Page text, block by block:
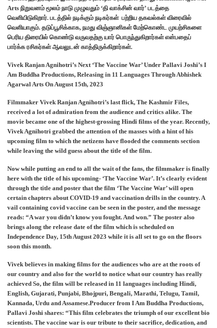
Arts நிறுவனம் மூலம் நாடு முழுவதும் ‘தி வாக்சின் வார்’ படத்தை
வெளியிடுகிறார். படத்தில் நடிக்கும் நடிகர்கள் பற்றிய தகவல்கள் விரைவில்
வெளியாகும். தடுப்பூசிக்காக, நமது விஞ்ஞானிகள் மேற்கொண்ட முயற்சிகளை
பெரிய திரையில் கொண்டு வருவதற்கு யார் பொருந்துகிறார்கள் என்பதைப்
பார்க்க ரசிகர்கள் ஆவலுடன் காத்திருக்கிறார்கள்.
Vivek Ranjan Agnihotri’s Next ‘The Vaccine War’ Under Pallavi Joshi’s I
Am Buddha Productions, Releasing in 11 Languages Through Abhishek
Agarwal Arts On August 15th, 2023
Filmmaker Vivek Ranjan Agnihotri’s last flick, The Kashmir Files,
received a lot of admiration from the audience and critics alike. The
movie became one of the highest-grossing Hindi films of the year. Recently,
Vivek Agnihotri grabbed the attention of the masses with a hint of his
upcoming film to which the netizens have flooded the comments section
while leaving the wild guess about the title of the film.
Now while putting an end to all the wait of the fans, the filmmaker is finally
here with the title of his upcoming- ‘The Vaccine War’. It’s clearly evident
through the title and poster that the film ‘The Vaccine War’ will open
certain chapters about COVID-19 and vaccination drills in the country. A
vail containing covid vaccine can be seen in the poster, and the message
reads: “A war you didn’t know you fought. And won.” The poster also
brings along the release date of the film which is scheduled on
Independence Day, 15th August 2023 while it is all set to go on the floors
soon this month.
Vivek believes in making films for the audiences who are at the roots of
our country and also for the world to notice what our country has really
achieved So, the film will be released in 11 languages including Hindi,
English, Gujarati, Punjabi, Bhojpuri, Bengali, Marathi, Telugu, Tamil,
Kannada, Urdu and Assamese.Producer from I Am Buddha Productions,
Pallavi Joshi shares: “This film celebrates the triumph of our excellent bio
scientists. The vaccine war is our tribute to their sacrifice, dedication, and